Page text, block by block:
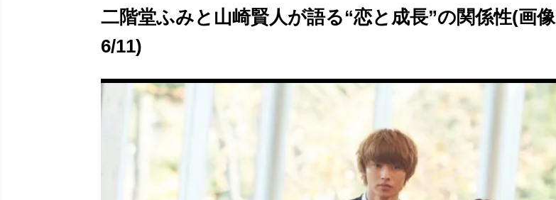
二階堂ふみと山崎賢人が語る“恋と成長”の関係性(画像
6/11)